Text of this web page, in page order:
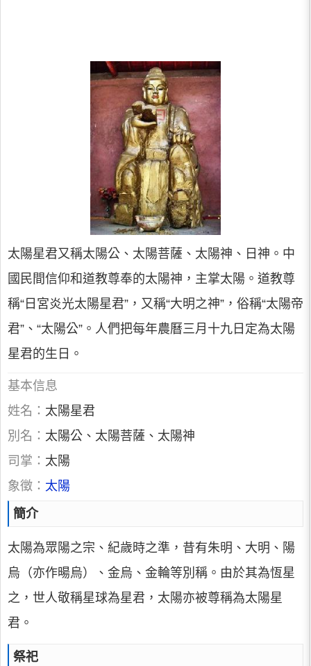
太陽星君又稱太陽公、太陽菩薩、太陽神、日神。中
國民間信仰和道教尊奉的太陽神，主掌太陽。道教尊
稱“日宮炎光太陽星君”，又稱“大明之神”，俗稱“太陽帝
君”、“太陽公”。人們把每年農曆三月十九日定為太陽
星君的生日。
基本信息
姓名： 太陽星君
別名： 太陽公、太陽菩薩、太陽神
司掌： 太陽
象徵： 太陽
簡介
太陽為眾陽之宗、紀歲時之準，昔有朱明、大明、陽
烏（亦作暘烏）、金烏、金輪等別稱。由於其為恆星
之，世人敬稱星球為星君，太陽亦被尊稱為太陽星
君。
祭祀